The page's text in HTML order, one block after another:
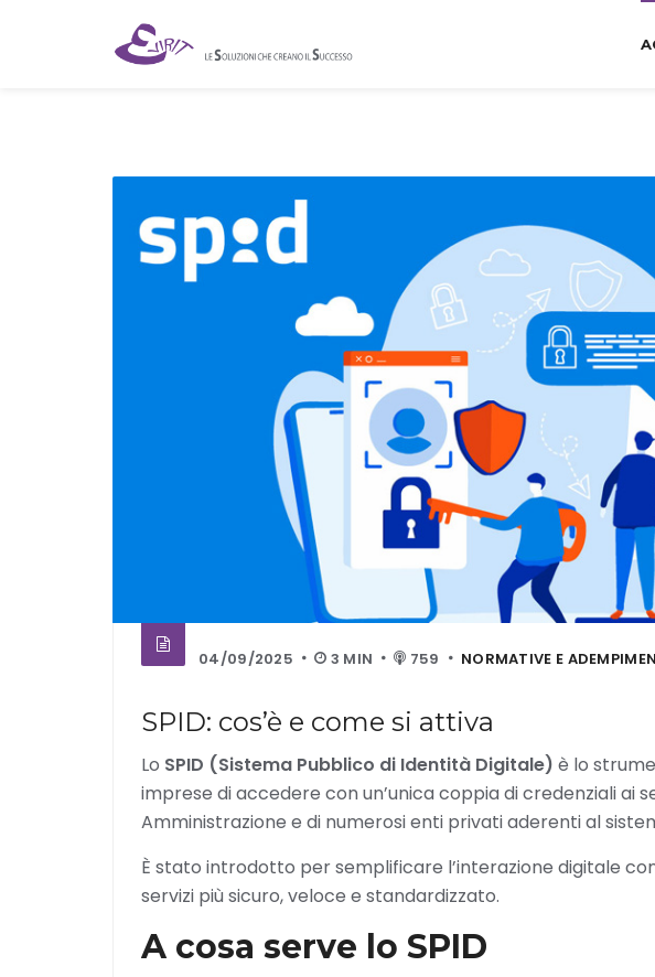
04/09/2025 3 MIN 759 NORMATIVE E
SPID: cos’è e come si attiva
Lo SPID (Sistema Pubblico di Identità Digitale) è lo
imprese di accedere con un’unica coppia di credenziali ai
Amministrazione e di numerosi enti privati aderenti al
È stato introdotto per semplificare l’interazione digitale
servizi più sicuro, veloce e standardizzato.
A cosa serve lo SPID